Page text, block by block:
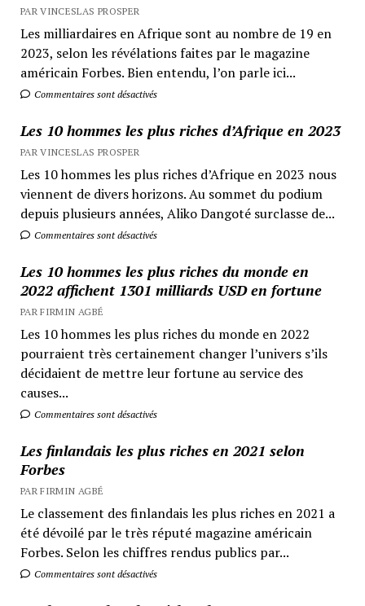
PAR VINCESLAS PROSPER
Les milliardaires en Afrique sont au nombre de 19 en
2023, selon les révélations faites par le magazine
américain Forbes. Bien entendu, l’on parle ici...
Commentaires sont désactivés
Les 10 hommes les plus riches d’Afrique en 2023
PAR VINCESLAS PROSPER
Les 10 hommes les plus riches d’Afrique en 2023 nous
viennent de divers horizons. Au sommet du podium
depuis plusieurs années, Aliko Dangoté surclasse de...
Commentaires sont désactivés
Les 10 hommes les plus riches du monde en
2022 affichent 1301 milliards USD en fortune
PAR FIRMIN AGBÉ
Les 10 hommes les plus riches du monde en 2022
pourraient très certainement changer l’univers s’ils
décidaient de mettre leur fortune au service des
causes...
Commentaires sont désactivés
Les finlandais les plus riches en 2021 selon
Forbes
PAR FIRMIN AGBÉ
Le classement des finlandais les plus riches en 2021 a
été dévoilé par le très réputé magazine américain
Forbes. Selon les chiffres rendus publics par...
Commentaires sont désactivés